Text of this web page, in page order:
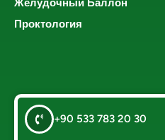
Проктология
+90 533 783 20 30